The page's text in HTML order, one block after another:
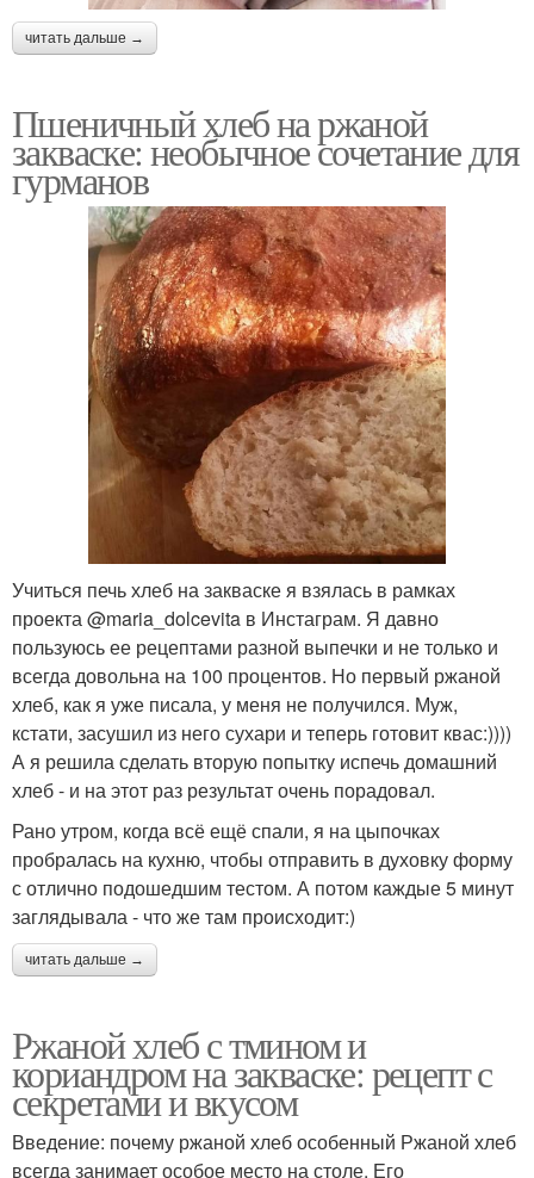
читать дальше →
Пшеничный хлеб на ржаной
закваске: необычное сочетание для
гурманов
Учиться печь хлеб на закваске я взялась в рамках
проекта @maria_dolcevita в Инстаграм. Я давно
пользуюсь ее рецептами разной выпечки и не только и
всегда довольна на 100 процентов. Но первый ржаной
хлеб, как я уже писала, у меня не получился. Муж,
кстати, засушил из него сухари и теперь готовит квас:))))
А я решила сделать вторую попытку испечь домашний
хлеб - и на этот раз результат очень порадовал.
Рано утром, когда всё ещё спали, я на цыпочках
пробралась на кухню, чтобы отправить в духовку форму
с отлично подошедшим тестом. А потом каждые 5 минут
заглядывала - что же там происходит:)
читать дальше →
Ржаной хлеб с тмином и
кориандром на закваске: рецепт с
секретами и вкусом
Введение: почему ржаной хлеб особенный Ржаной хлеб
всегда занимает особое место на столе. Его